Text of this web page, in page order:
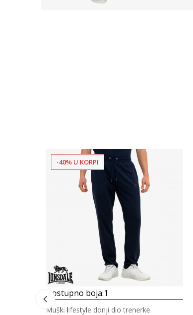
-40% U KORPI
Dostupno boja:1
Muški lifestyle donji dio trenerke